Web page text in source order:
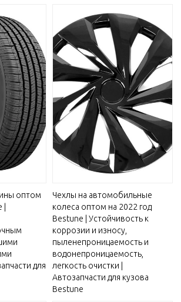
оптом
для
Чехлы на автомобильные
колеса оптом на 2022 год
Bestune | Устойчивость к
коррозии и износу,
пыленепроницаемость и
водонепроницаемость,
легкость очистки |
Автозапчасти для кузова
Bestune